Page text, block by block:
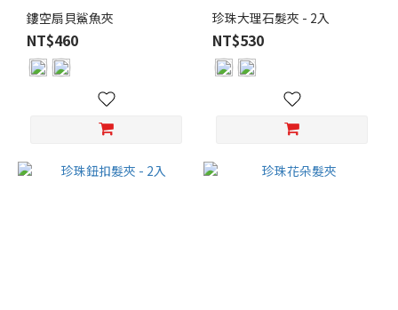
鏤空扇貝鯊魚夾
NT$460
珍珠大理石髮夾 - 2入
NT$530